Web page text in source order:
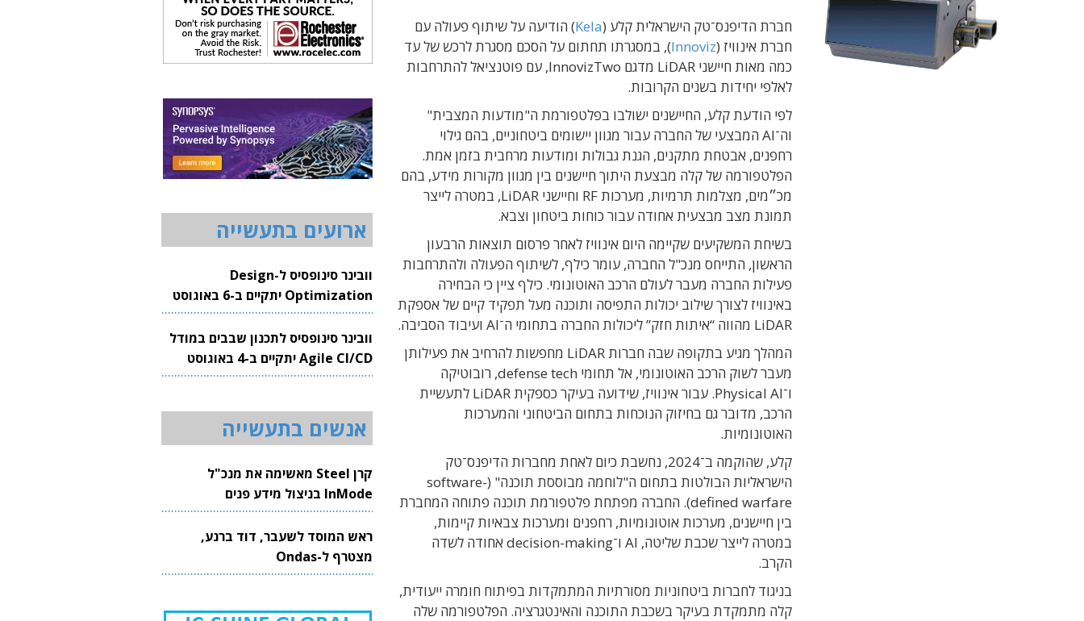
חברת הדיפנס־טק הישראלית קלע (Kela) הודיעה על שיתוף פעולה עם
חברת אינוויז (Innoviz), במסגרתו תחתום על הסכם מסגרת לרכש של עד
כמה מאות חיישני LiDAR מדגם InnovizTwo, עם פוטנציאל להתרחבות
לאלפי יחידות בשנים הקרובות.
לפי הודעת קלע, החיישנים ישולבו בפלטפורמת ה"מודעות המצבית"
וה־AI המבצעי של החברה עבור מגוון יישומים ביטחוניים, בהם גילוי
רחפנים, אבטחת מתקנים, הגנת גבולות ומודעות מרחבית בזמן אמת.
הפלטפורמה של קלה מבצעת היתוך חיישנים בין מגוון מקורות מידע, בהם
מכ״מים, מצלמות תרמיות, מערכות RF וחיישני LiDAR, במטרה לייצר
תמונת מצב מבצעית אחודה עבור כוחות ביטחון וצבא.
בשיחת המשקיעים שקיימה היום אינוויז לאחר פרסום תוצאות הרבעון
הראשון, התייחס מנכ"ל החברה, עומר כילף, לשיתוף הפעולה ולהתרחבות
פעילות החברה מעבר לעולם הרכב האוטונומי. כילף ציין כי הבחירה
באינוויז לצורך שילוב יכולות התפיסה ותוכנה מעל תפקיד קיים של אספקת
LiDAR מהווה “איתות חזק” ליכולות החברה בתחומי ה־AI ועיבוד הסביבה.
המהלך מגיע בתקופה שבה חברות LiDAR מחפשות להרחיב את פעילותן
מעבר לשוק הרכב האוטונומי, אל תחומי defense tech, רובוטיקה
ו־Physical AI. עבור אינוויז, שידועה בעיקר כספקית LiDAR לתעשיית
הרכב, מדובר גם בחיזוק הנוכחות בתחום הביטחוני והמערכות
האוטונומיות.
קלע, שהוקמה ב־2024, נחשבת כיום לאחת מחברות הדיפנס־טק
הישראליות הבולטות בתחום ה"לוחמה מבוססת תוכנה" (software-
defined warfare). החברה מפתחת פלטפורמת תוכנה פתוחה המחברת
בין חיישנים, מערכות אוטונומיות, רחפנים ומערכות צבאיות קיימות,
במטרה לייצר שכבת שליטה, AI ו־decision-making אחודה לשדה
הקרב.
בניגוד לחברות ביטחוניות מסורתיות המתמקדות בפיתוח חומרה ייעודית,
קלה מתמקדת בעיקר בשכבת התוכנה והאינטגרציה. הפלטפורמה שלה
ארועים בתעשייה
וובינר סינופסיס ל-Design
Optimization יתקיים ב-6 באוגוסט
2026
וובינר סינופסיס לתכנון שבבים במודל
Agile CI/CD יתקיים ב-4 באוגוסט
2026
אנשים בתעשייה
קרן Steel מאשימה את מנכ"ל
InMode בניצול מידע פנים
ראש המוסד לשעבר, דוד ברנע,
מצטרף ל-Ondas